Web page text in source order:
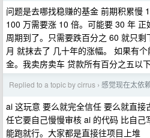
问题是去哪找稳赚的基金 前期积累慢
100 万需要涨 10 倍。可能要 30 年
周期到了。只需要跌百分之 60 就只
月 就抹去了 几十年的涨幅。 如果有
金。我卖房卖车 贷款所有百分之五以
Replied to a topic by cirrus › 感觉现在太依
ai 这玩意 要么就完全信任 要么就直
任它要自己慢慢审核 ai 的代码 比自己
能跑就行。大家都是直接往项目上堆